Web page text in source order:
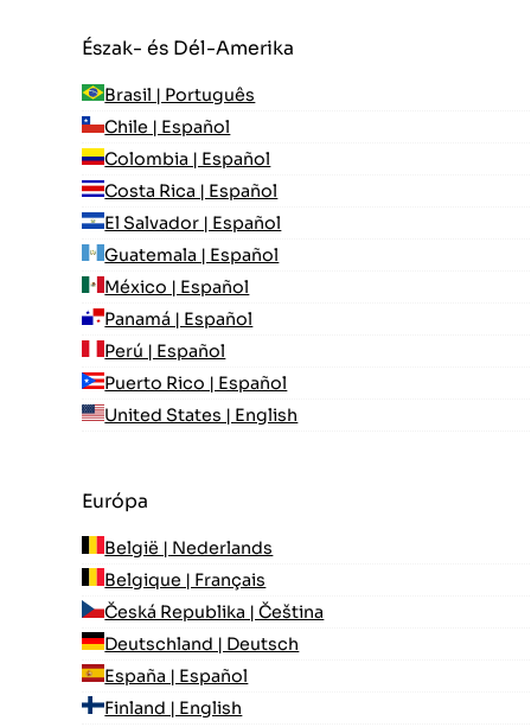
Észak- és Dél-Amerika
Brasil | Português
Chile | Español
Colombia | Español
Costa Rica | Español
El Salvador | Español
Guatemala | Español
México | Español
Panamá | Español
Perú | Español
Puerto Rico | Español
United States | English
Európa
België | Nederlands
Belgique | Français
Česká Republika | Čeština
Deutschland | Deutsch
España | Español
Finland | English